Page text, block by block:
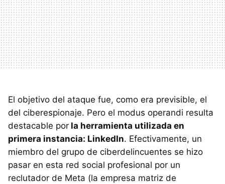
El objetivo del ataque fue, como era previsible, el
del ciberespionaje. Pero el modus operandi resulta
destacable por la herramienta utilizada en
primera instancia: LinkedIn. Efectivamente, un
miembro del grupo de ciberdelincuentes se hizo
pasar en esta red social profesional por un
reclutador de Meta (la empresa matriz de